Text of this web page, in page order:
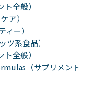
全般）
ア）
ー）
系食品）
全般）
（サプリメント